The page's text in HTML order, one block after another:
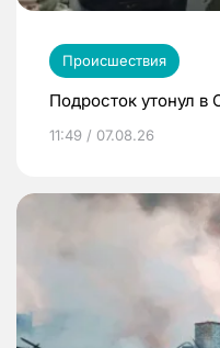
Происшествия
Подросток утонул в
11:49 / 07.08.26